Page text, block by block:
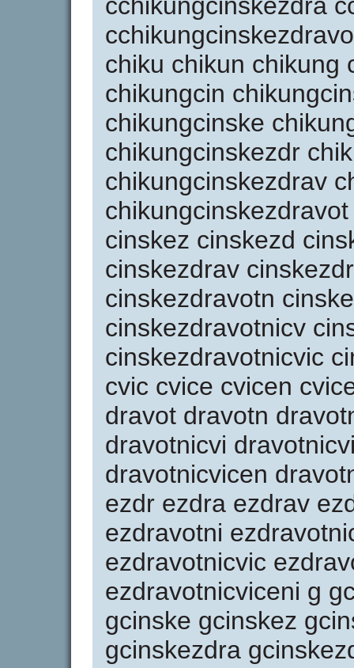
chiku chikun chikung
chikungcin
chikungcinske
chikungcinskezdr
chikungcinskezdrav
cinskez cinskezd
cinskezdrav
cinskezdravotn
cinskezdravotnicv
cinskezdravotnicvic
cvic cvice cvicen
dravot dravotn
dravotnicvi
dravotnicvicen
ezdr ezdra ezdrav
ezdravotni
ezdravotnicvic
ezdravotnicviceni g
gcinske gcinskez
gcinskezdra